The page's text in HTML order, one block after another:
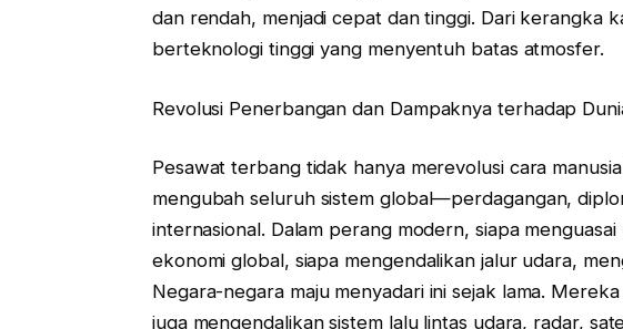
dan rendah, menjadi cepat dan tinggi. Dari kerangka
berteknologi tinggi yang menyentuh batas atmosfer.
Revolusi Penerbangan dan Dampaknya terhadap
Pesawat terbang tidak hanya merevolusi cara
mengubah seluruh sistem global—perdagangan,
internasional. Dalam perang modern, siapa
ekonomi global, siapa mengendalikan jalur udara,
Negara-negara maju menyadari ini sejak lama.
juga mengendalikan sistem lalu lintas udara, radar,